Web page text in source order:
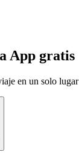
App gratis
en un solo lugar